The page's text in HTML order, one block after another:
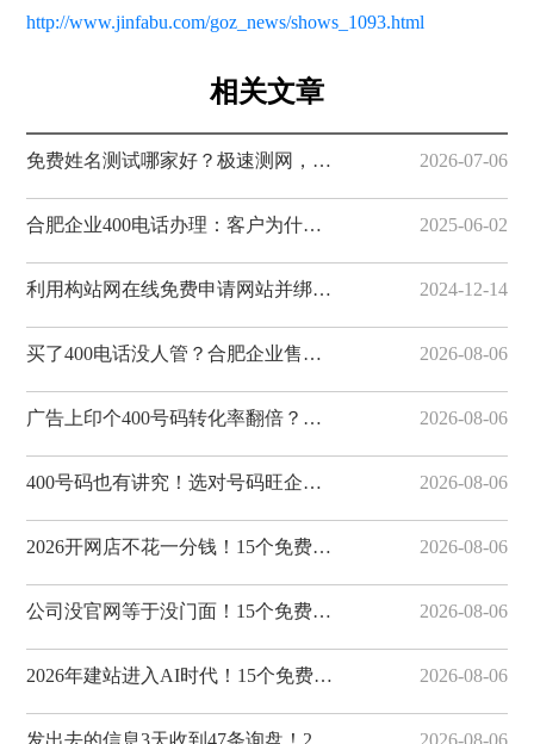
http://www.jinfabu.com/goz_news/shows_1093.html
相关文章
免费姓名测试哪家好？极速测网，一键解锁姓名隐藏寓意 2026-07-06
合肥企业400电话办理：客户为什么更愿意拨打400电话 2025-06-02
利用构站网在线免费申请网站并绑定域名 2024-12-14
买了400电话没人管？合肥企业售后避坑指南，构站网全程服务有保障 2026-08-06
广告上印个400号码转化率翻倍？合肥企业营销利器，构站网400电话助您获客 2026-08-06
400号码也有讲究！选对号码旺企业，合肥400电话选号攻略，构站网号码资源丰富 2026-08-06
2026开网店不花一分钱！15个免费电商建站平台推荐，构站网开店省心省力 2026-08-06
公司没官网等于没门面！15个免费建站平台帮您搭建，构站网企业模板出众 2026-08-06
2026年建站进入AI时代！15个免费建站平台横评，构站网AI建站值得体验 2026-08-06
2026-08-06